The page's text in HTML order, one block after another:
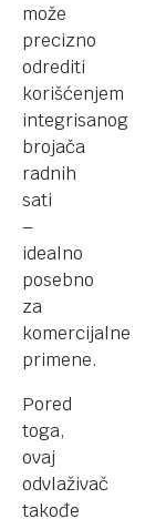
može
precizno
odrediti
korišćenjem
integrisanog
brojača
radnih
sati
–
idealno
posebno
za
komercijalne
primene.
Pored
toga,
ovaj
odvlaživač
takođe